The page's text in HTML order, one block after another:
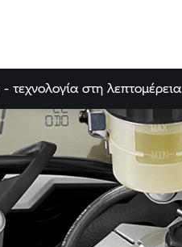
τεχνολογία στη λεπτομέρεια